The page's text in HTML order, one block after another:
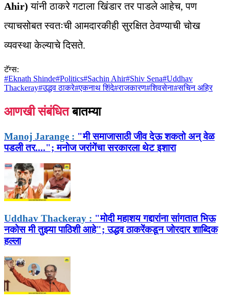
Ahir)यांनी ठाकरे गटाला खिंडार तर पाडले आहेच, पण
त्याचसोबत स्वतःची आमदारकीही सुरक्षित ठेवण्याची चोख
व्यवस्था केल्याचे दिसते.
टॅग्स:
#Eknath Shinde#Politics#Sachin Ahir#Shiv Sena#Uddhav
Thackeray#उद्धव ठाकरे#एकनाथ शिंदे#राजकारण#शिवसेना#सचिन अहिर
आणखी संबंधित बातम्या
Manoj Jarange : "मी समाजासाठी जीव देऊ शकतो अन् वेळ
पडली तर...."; मनोज जरांगेंचा सरकारला थेट इशारा
Uddhav Thackeray : "मोदी महाशय गद्दारांना सांगतात भिऊ
नकोस मी तुझ्या पाठिशी आहे"; उद्धव ठाकरेंकडून जोरदार शाब्दिक
हल्ला